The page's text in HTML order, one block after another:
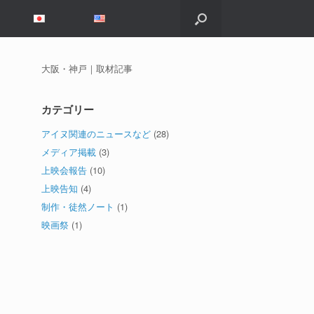
大阪・神戸｜取材記事
カテゴリー
アイヌ関連のニュースなど (28)
メディア掲載 (3)
上映会報告 (10)
上映告知 (4)
制作・徒然ノート (1)
映画祭 (1)